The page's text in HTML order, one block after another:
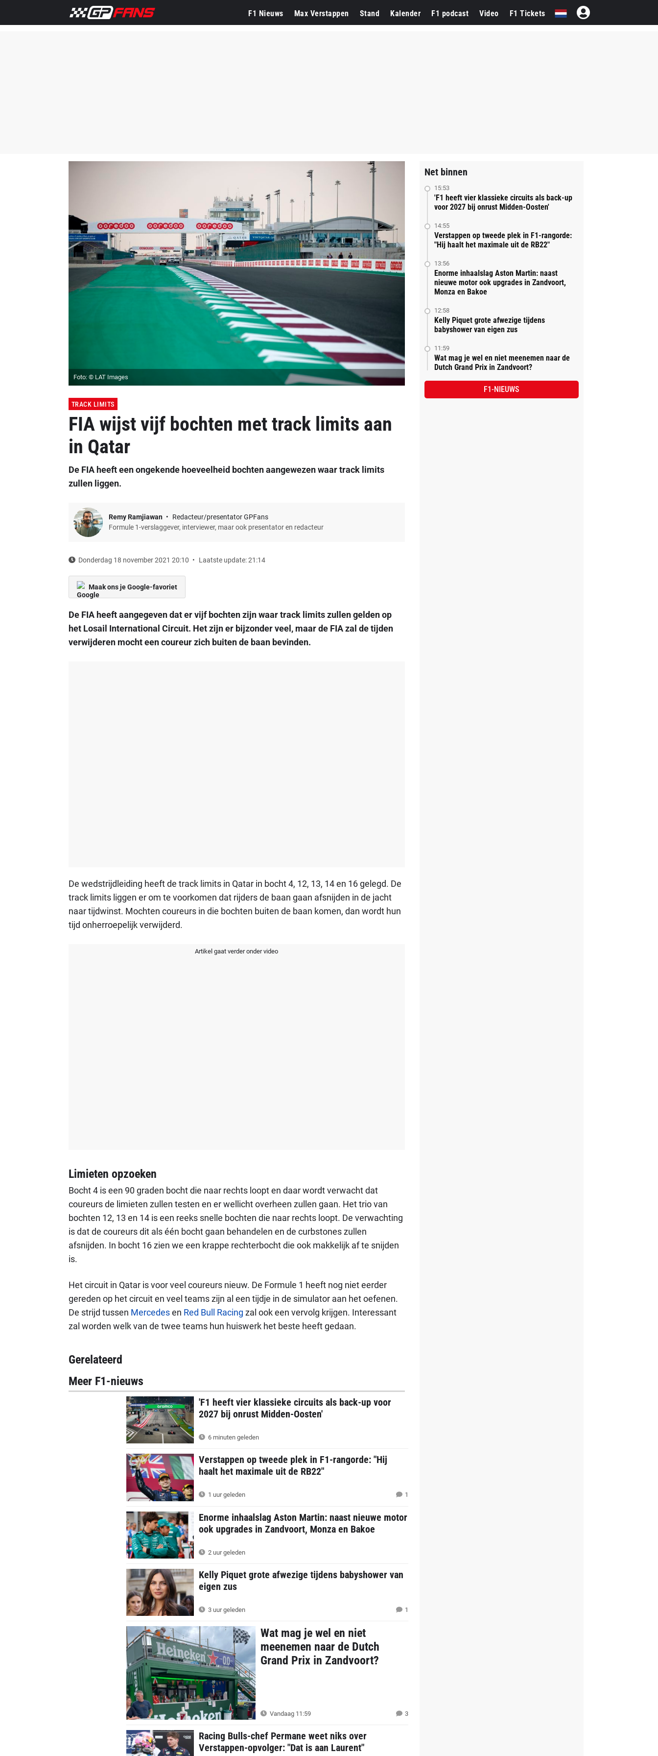
F1 Nieuws Max Verstappen Stand Kalender F1 podcast Video F1 Tickets
Foto: © LAT Images
TRACK LIMITS
FIA wijst vijf bochten met track limits aan
in Qatar
De FIA heeft een ongekende hoeveelheid bochten aangewezen waar track limits
zullen liggen.
Remy Ramjiawan
Redacteur/presentator GPFans
Formule 1-verslaggever, interviewer, maar ook presentator en redacteur
Donderdag 18 november 2021 20:10 Laatste update: 21:14
Maak ons je Google-favoriet
De FIA heeft aangegeven dat er vijf bochten zijn waar track limits zullen gelden op
het Losail International Circuit. Het zijn er bijzonder veel, maar de FIA zal de tijden
verwijderen mocht een coureur zich buiten de baan bevinden.
De wedstrijdleiding heeft de track limits in Qatar in bocht 4, 12, 13, 14 en 16 gelegd. De
track limits liggen er om te voorkomen dat rijders de baan gaan afsnijden in de jacht
naar tijdwinst. Mochten coureurs in die bochten buiten de baan komen, dan wordt hun
tijd onherroepelijk verwijderd.
Artikel gaat verder onder video
Limieten opzoeken
Bocht 4 is een 90 graden bocht die naar rechts loopt en daar wordt verwacht dat
coureurs de limieten zullen testen en er wellicht overheen zullen gaan. Het trio van
bochten 12, 13 en 14 is een reeks snelle bochten die naar rechts loopt. De verwachting
is dat de coureurs dit als één bocht gaan behandelen en de curbstones zullen
afsnijden. In bocht 16 zien we een krappe rechterbocht die ook makkelijk af te snijden
is.
Het circuit in Qatar is voor veel coureurs nieuw. De Formule 1 heeft nog niet eerder
gereden op het circuit en veel teams zijn al een tijdje in de simulator aan het oefenen.
De strijd tussen Mercedesen Red Bull Racing zal ook een vervolg krijgen. Interessant
zal worden welk van de twee teams hun huiswerk het beste heeft gedaan.
Gerelateerd
Meer F1-nieuws
'F1 heeft vier klassieke circuits als back-up voor
2027 bij onrust Midden-Oosten'
6 minuten geleden
Verstappen op tweede plek in F1-rangorde: "Hij
haalt het maximale uit de RB22"
1 uur geleden 1
Enorme inhaalslag Aston Martin: naast nieuwe motor
ook upgrades in Zandvoort, Monza en Bakoe
2 uur geleden
Kelly Piquet grote afwezige tijdens babyshower van
eigen zus
3 uur geleden 1
Wat mag je wel en niet
meenemen naar de Dutch
Grand Prix in Zandvoort?
Vandaag 11:59 3
Racing Bulls-chef Permane weet niks over
Verstappen-opvolger: "Dat is aan Laurent"
Net binnen
15:53
'F1 heeft vier klassieke circuits als back-up
voor 2027 bij onrust Midden-Oosten'
14:55
Verstappen op tweede plek in F1-rangorde:
"Hij haalt het maximale uit de RB22"
13:56
Enorme inhaalslag Aston Martin: naast
nieuwe motor ook upgrades in Zandvoort,
Monza en Bakoe
12:58
Kelly Piquet grote afwezige tijdens
babyshower van eigen zus
11:59
Wat mag je wel en niet meenemen naar de
Dutch Grand Prix in Zandvoort?
F1-NIEUWS